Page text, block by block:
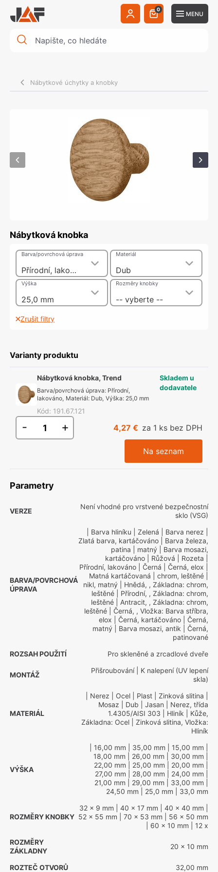
0
MENU
Nábytkové úchytky a knobky
Nábytková knobka
Přírodní, lakováno
Barva/povrchová úprava
Dub
Materiál
25,0 mm
Výška
-- vyberte --
Rozměry knobky
Zrušit filtry
Varianty produktu
Nábytková knobka, Trend
Barva/povrchová úprava: Přírodní,
lakováno, Materiál: Dub, Výška: 25,0 mm
Kód: 191.67.121
Skladem u
dodavatele
- + 4,27 € za 1 ks bez DPH
Na seznam
Parametry
VERZE
Není vhodné pro vrstvené bezpečnostní
sklo (VSG)
BARVA/POVRCHOVÁ
ÚPRAVA
| Barva hliníku | Zelená | Barva nerez
Zlatá barva, kartáčováno | Barva železa,
patina | matný | Barva mosazi,
kartáčováno | Růžová | Rozeta
Přírodní, lakováno | Černá | Černá, elox
Matná kartáčovaná | chrom, leštěné
nikl, matný | Hnědá, , Základna: chrom,
leštěné | Přírodní, , Základna: chrom,
leštěné | Antracit, , Základna: chrom,
leštěné | Černá, , Vložka: Barva stříbra,
elox | Černá, kartáčováno | Černá,
matný | Barva mosazi, antik | Černá,
patinované
ROZSAH POUŽITÍ
Pro skleněné a zrcadlové dveře
MONTÁŽ
Přišroubování| K nalepení (UV lepení
skla)
MATERIÁL
| Nerez | Ocel | Plast | Zinková slitina
Mosaz | Dub | Jasan | Nerez, třída
1.4305/AISI 303 | Hliník | Kůže,
Základna: Ocel | Zinková slitina, Vložka:
Hliník
VÝŠKA
| 16,00 mm | 35,00 mm | 15,00 mm
18,00 mm | 26,00 mm | 30,00 mm
22,00 mm | 25,00 mm | 20,00 mm
27,00 mm | 28,00 mm | 24,00 mm
21,00 mm | 29,00 mm | 33,00 mm
24,50 mm | 25,0 mm | 33,0 mm
ROZMĚRY KNOBKY
32 x 9 mm | 40 x 17 mm | 40 x 40 mm
52 x 55 mm | 70 x 53 mm | 56 x 50 mm
| 60 x 10 mm | 12 x
ROZMĚRY
ZÁKLADNY
20 x 10 mm
ROZTEČ OTVORŮ 32,00 mm